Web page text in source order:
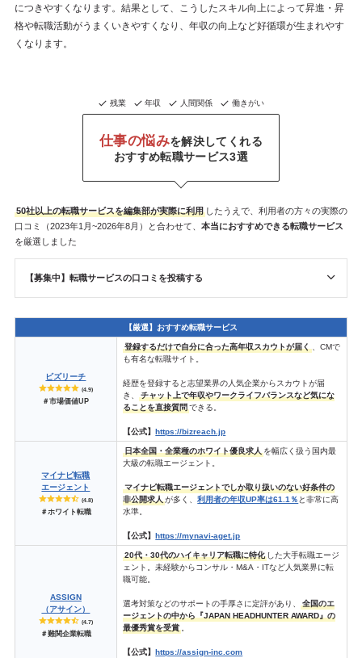
につきやすくなります。結果として、こうしたスキル向上によって昇進・昇
格や転職活動がうまくいきやすくなり、年収の向上など好循環が生まれやす
くなります。
残業 年収 人間関係 働きがい
仕事の悩みを解決してくれる
おすすめ転職サービス3選
50社以上の転職サービスを編集部が実際に利用したうえで、利用者の方々の実際の
口コミ（2023年1月~2026年8月）と合わせて、 本当におすすめできる転職サービス
を厳選しました
【募集中】転職サービスの口コミを投稿する
【厳選】おすすめ転職サービス
ビズリーチ
(4.9)
＃市場価値UP
登録するだけで自分に合った高年収スカウトが届く
、CMで
も有名な転職サイト。
経歴を登録すると志望業界の人気企業からスカウトが届
き、
チャット上で年収やワークライフバランスなど気にな
ることを直接質問 できる。
【公式】https://bizreach.jp
マイナビ転職
エージェント
(4.8)
＃ホワイト転職
日本全国・全業種のホワイト優良求人 を幅広く扱う国内最
大級の転職エージェント。
マイナビ転職エージェントでしか取り扱いのない好条件の
非公開求人 が多く、利用者の年収UP率は61.1％ と非常に高
水準。
【公式】https://mynavi-aget.jp
ASSIGN
（アサイン）
(4.7)
＃難関企業転職
20代・30代のハイキャリア転職に特化 した大手転職エージ
ェント。未経験からコンサル・M&A・ITなど人気業界に転
職可能。
選考対策などのサポートの手厚さに定評があり、
全国のエ
ージェントの中から『JAPAN HEADHUNTER AWARD』の
最優秀賞を受賞
【公式】https://assign-inc.com